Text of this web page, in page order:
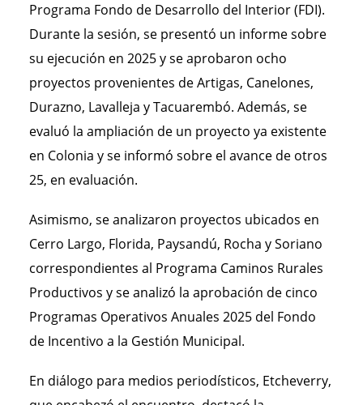
Programa Fondo de Desarrollo del Interior (FDI).
Durante la sesión, se presentó un informe sobre
su ejecución en 2025 y se aprobaron ocho
proyectos provenientes de Artigas, Canelones,
Durazno, Lavalleja y Tacuarembó. Además, se
evaluó la ampliación de un proyecto ya existente
en Colonia y se informó sobre el avance de otros
25, en evaluación.
Asimismo, se analizaron proyectos ubicados en
Cerro Largo, Florida, Paysandú, Rocha y Soriano
correspondientes al Programa Caminos Rurales
Productivos y se analizó la aprobación de cinco
Programas Operativos Anuales 2025 del Fondo
de Incentivo a la Gestión Municipal.
En diálogo para medios periodísticos, Etcheverry,